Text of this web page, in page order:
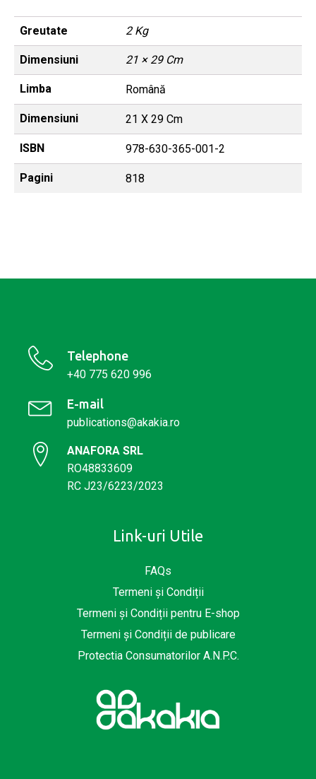
Greutate 2 Kg
Dimensiuni 21 × 29 Cm
Limba Română
Dimensiuni 21 X 29 Cm
ISBN 978-630-365-001-2
Pagini 818
Telephone
+40 775 620 996
E-mail
publications@akakia.ro
ANAFORA SRL
RO48833609
RC J23/6223/2023
Link-uri Utile
FAQs
Termeni și Condiții
Termeni și Condiții pentru E-shop
Termeni și Condiții de publicare
Protectia Consumatorilor A.N.P.C.